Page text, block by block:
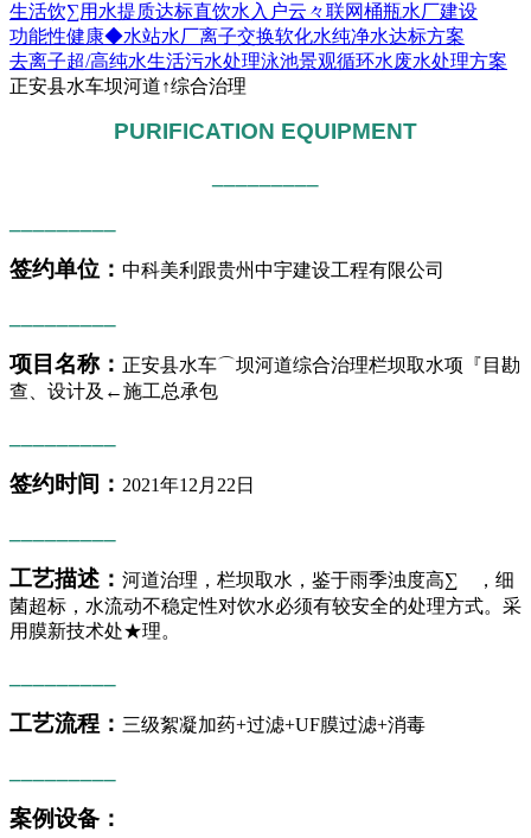
生活饮∑用水提质达标直饮水入户云々联网桶瓶水厂建设
功能性健康◆水站水厂离子交换软化水纯净水达标方案
去离子超/高纯水生活污水处理泳池景观循环水废水处理方案
正安县水车坝河道↑综合治理
PURIFICATION EQUIPMENT
签约单位： 中科美利跟贵州中宇建设工程有限公司
项目名称： 正安县水车⌒坝河道综合治理栏坝取水项『目勘
查、设计及←施工总承包
签约时间： 2021年12月22日
工艺描述： 河道治理，栏坝取水，鉴于雨季浊度高∑ ，细
菌超标，水流动不稳定性对饮水必须有较安全的处理方式。采
用膜新技术处★理。
工艺流程： 三级絮凝加药+过滤+UF膜过滤+消毒
案例设备：